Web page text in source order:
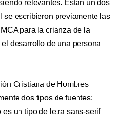
relevantes. Están unidos
se escribieron previamente las
para la crianza de la
desarrollo de una persona
Cristiana de Hombres
dos tipos de fuentes:
un tipo de letra sans-serif